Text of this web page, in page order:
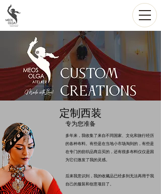
定制西装
专为您准备
多年来，我收集了来自不同国家、文化和旅行经历
的各种布料。有些是在当地小市场淘到的，有些是
在专门的纺织品商店买的，还有很多布料仅仅是因
为它们激发了我的灵感。
后来我意识到，我的收藏品已经多到无法再用于我
自己的服装和创意项目了。